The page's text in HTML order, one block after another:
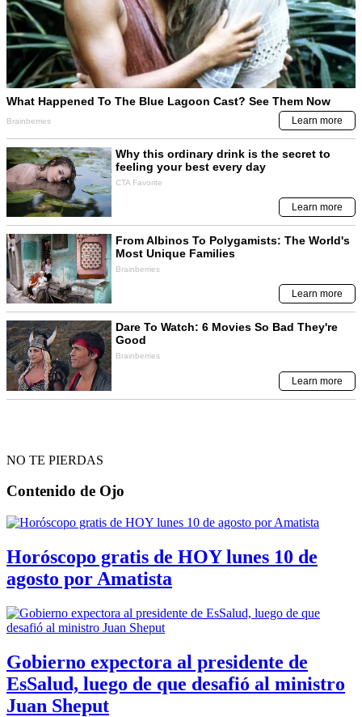
NO TE PIERDAS
Contenido de Ojo
Horóscopo gratis de HOY lunes 10 de
agosto por Amatista
Gobierno expectora al presidente de
EsSalud, luego de que desafió al ministro
Juan Sheput